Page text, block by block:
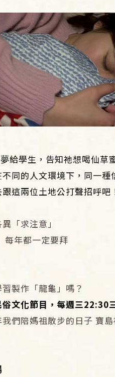
給學生，告知祂想喝仙草
同的人文環境下，同一
這兩位土地公打聲招呼吧
「求注意」
年都一定要拜
製作「龍龜」嗎？
文化節目，每週三22:30
我們陪媽祖散步的日子 寶